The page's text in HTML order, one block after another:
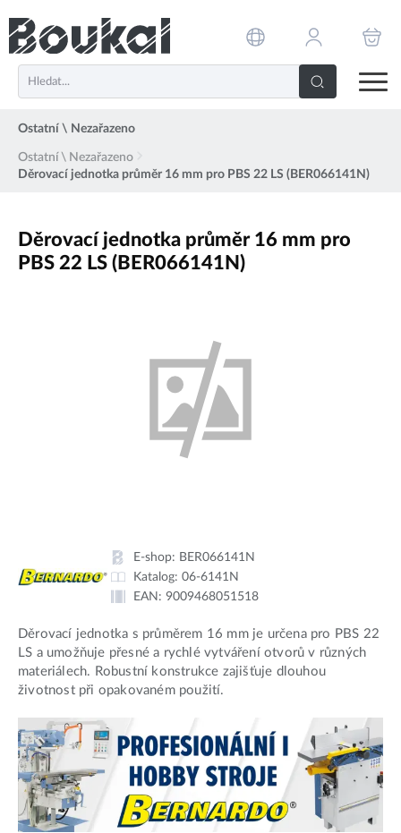
Ostatní \ Nezařazeno
Ostatní \ Nezařazeno
Děrovací jednotka průměr 16 mm pro PBS 22 LS (BER066141N)
Děrovací jednotka průměr 16 mm pro
PBS 22 LS (BER066141N)
E-shop: BER066141N
Katalog: 06-6141N
EAN: 9009468051518
Děrovací jednotka s průměrem 16 mm je určena pro PBS 22
LS a umožňuje přesné a rychlé vytváření otvorů v různých
materiálech. Robustní konstrukce zajišťuje dlouhou
životnost při opakovaném použití.